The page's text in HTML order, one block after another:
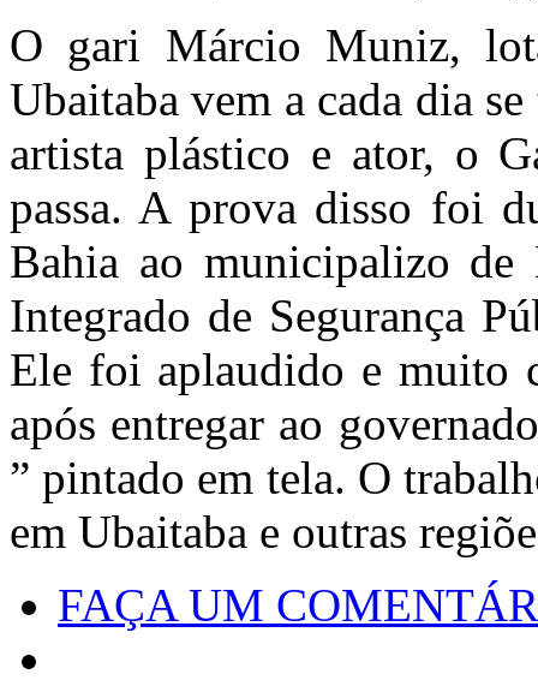
O gari Márcio Muniz,
Ubaitaba vem a cada dia
artista plástico e ator, o
passa. A prova disso foi
Bahia ao municipalizo
Integrado de Segurança
Ele foi aplaudido e muito
após entregar ao
” pintado em tela. O
em Ubaitaba e outras
FAÇA UM